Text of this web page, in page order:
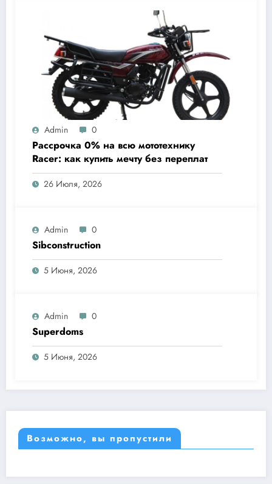
Admin 0
Рассрочка 0% на всю мототехнику
Racer: как купить мечту без переплат
26 Июля, 2026
Admin 0
Sibconstruction
5 Июня, 2026
Admin 0
Superdoms
5 Июня, 2026
Возможно, вы пропустили